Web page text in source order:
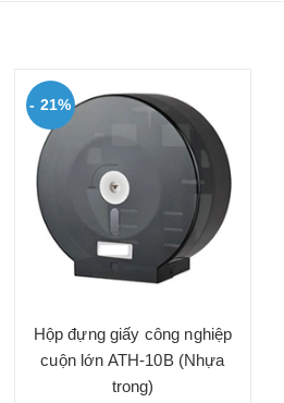
- 21%
Hộp đựng giấy công nghiệp
cuộn lớn ATH-10B (Nhựa
trong)